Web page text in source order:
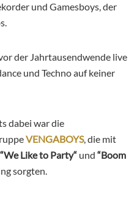
und Gamesboys, der
der Jahrtausendwende live
und Techno auf keiner
dabei war die
VENGABOYS, die mit
Like to Party“ und “Boom
sorgten.